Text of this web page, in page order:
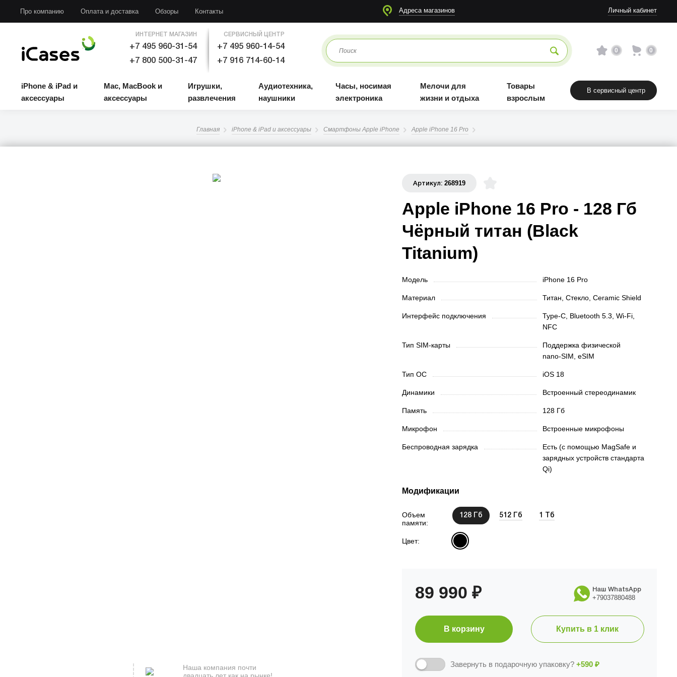
Про компанию Оплата и доставка Обзоры Контакты Адреса магазинов Личный кабинет
ИНТЕРНЕТ МАГАЗИН
+7 495 960-31-54
+7 800 500-31-47
СЕРВИСНЫЙ ЦЕНТР
+7 495 960-14-54
+7 916 714-60-14
0 0
iPhone & iPad и
аксессуары
Mac, MacBook и
аксессуары
Игрушки,
развлечения
Аудиотехника,
наушники
Часы, носимая
электроника
Мелочи для
жизни и отдыха
Товары
взрослым
В сервисный центр
Главная iPhone & iPad и аксессуары Смартфоны Apple iPhone Apple iPhone 16 Pro
Артикул:268919
Apple iPhone 16 Pro - 128 Гб
Чёрный титан (Black
Titanium)
Модель iPhone 16 Pro
Материал Титан, Стекло, Ceramic Shield
Интерфейс подключения
Type-C, Bluetooth 5.3, Wi-Fi,
NFC
Тип SIM-карты
Поддержка физической
nano‑SIM, eSIM
Тип ОС iOS 18
Динамики Встроенный стереодинамик
Память 128 Гб
Микрофон Встроенные микрофоны
Беспроводная зарядка
Есть (с помощью MagSafe и
зарядных устройств стандарта
Qi)
Модификации
Объем
памяти:
128 Гб 512 Гб 1 Тб
Цвет:
89 990 ₽ Наш WhatsApp
+79037880488
В корзину Купить в 1 клик
Завернуть в подарочную упаковку? +590 ₽
Наша компания почти